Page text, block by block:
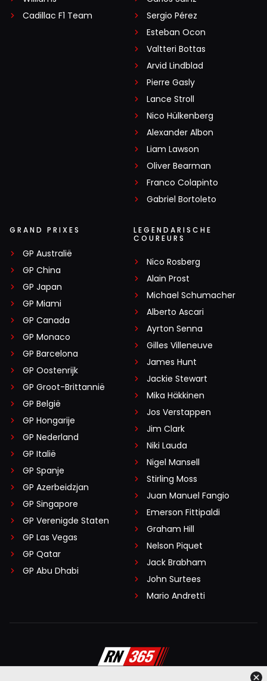
Cadillac F1 Team
Sergio Pérez
Esteban Ocon
Valtteri Bottas
Arvid Lindblad
Pierre Gasly
Lance Stroll
Nico Hülkenberg
Alexander Albon
Liam Lawson
Oliver Bearman
Franco Colapinto
Gabriel Bortoleto
GRAND PRIXES
GP Australië
GP China
GP Japan
GP Miami
GP Canada
GP Monaco
GP Barcelona
GP Oostenrijk
GP Groot-Brittannië
GP België
GP Hongarije
GP Nederland
GP Italië
GP Spanje
GP Azerbeidzjan
GP Singapore
GP Verenigde Staten
GP Las Vegas
GP Qatar
GP Abu Dhabi
LEGENDARISCHE
COUREURS
Nico Rosberg
Alain Prost
Michael Schumacher
Alberto Ascari
Ayrton Senna
Gilles Villeneuve
James Hunt
Jackie Stewart
Mika Häkkinen
Jos Verstappen
Jim Clark
Niki Lauda
Nigel Mansell
Stirling Moss
Juan Manuel Fangio
Emerson Fittipaldi
Graham Hill
Nelson Piquet
Jack Brabham
John Surtees
Mario Andretti